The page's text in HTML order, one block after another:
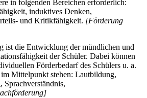
in folgenden Bereichen erforderlich:
induktives Denken,
und Kritikfähigkeit. [Förderung
ist die Entwicklung der mündlichen und
der Schüler. Dabei können
Förderbedarf des Schülers u. a.
Mittelpunkt stehen: Lautbildung,
Sprachverständnis,